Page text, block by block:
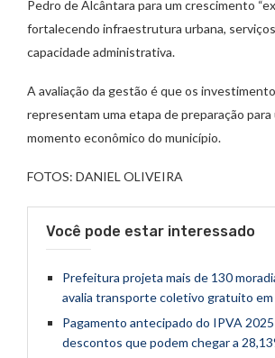
Pedro de Alcântara para um crescimento
fortalecendo infraestrutura urbana,
capacidade administrativa.
A avaliação da gestão é que os
representam uma etapa de preparação para
momento econômico do município.
FOTOS: DANIEL OLIVEIRA
Você pode estar interessado
Prefeitura projeta mais de 130
avalia transporte coletivo gratuito
Pagamento antecipado do IPVA
descontos que podem chegar a